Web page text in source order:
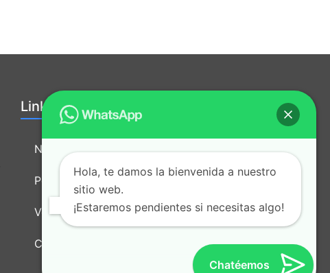
Links útiles:
Nosotros
Política de tratamiento de datos
Vende nuestros productos
Contacto
Hola, te damos la bienvenida a nuestro
sitio web.
¡Estaremos pendientes si necesitas algo!
Chatéemos